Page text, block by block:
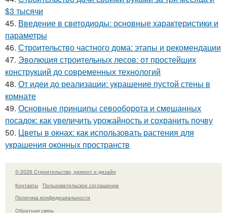
$3 тысячи
45. Введение в светодиоды: основные характеристики и
параметры
46. Строительство частного дома: этапы и рекомендации
47. Эволюция строительных лесов: от простейших
конструкций до современных технологий
48. От идеи до реализации: украшение пустой стены в
комнате
49. Основные принципы севооборота и смешанных
посадок: как увеличить урожайность и сохранить почву
50. Цветы в окнах: как использовать растения для
украшения оконных пространств
© 2026 Строительство, ремонт и дизайн
Контакты
Пользовательское соглашение
Политика конфидециальности
Обратная связь